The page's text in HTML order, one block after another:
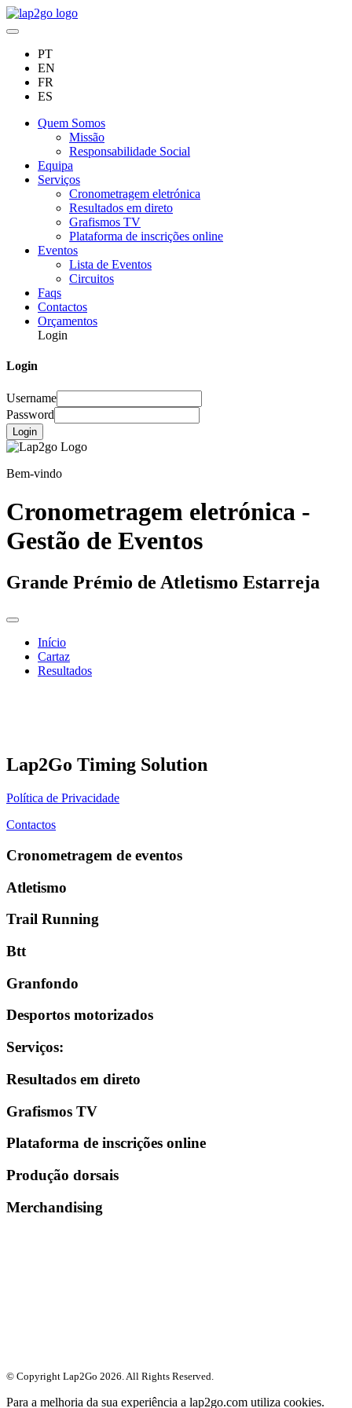
PT
EN
FR
ES
Quem Somos
Missão
Responsabilidade Social
Equipa
Serviços
Cronometragem eletrónica
Resultados em direto
Grafismos TV
Plataforma de inscrições online
Eventos
Lista de Eventos
Circuitos
Faqs
Contactos
Orçamentos
Login
Login
Username
Password
Login
Bem-vindo
Cronometragem eletrónica -
Gestão de Eventos
Grande Prémio de Atletismo Estarreja
Início
Cartaz
Resultados
Lap2Go Timing Solution
Política de Privacidade
Contactos
Cronometragem de eventos
Atletismo
Trail Running
Btt
Granfondo
Desportos motorizados
Serviços:
Resultados em direto
Grafismos TV
Plataforma de inscrições online
Produção dorsais
Merchandising
© Copyright Lap2Go 2026. All Rights Reserved.
Para a melhoria da sua experiência a lap2go.com utiliza cookies.